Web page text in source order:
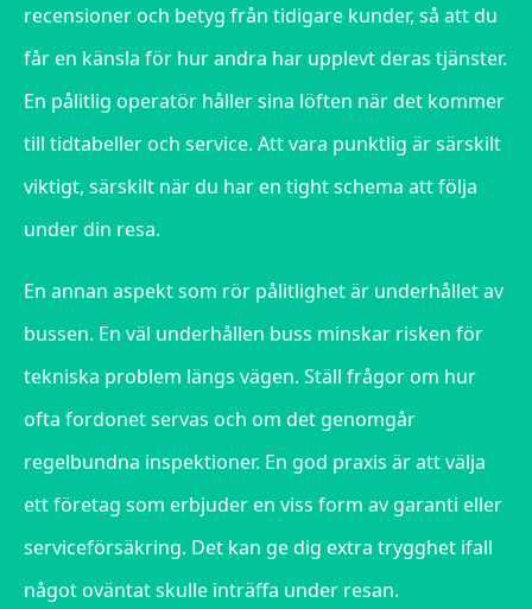
recensioner och betyg från tidigare kunder, så att du
får en känsla för hur andra har upplevt deras tjänster.
En pålitlig operatör håller sina löften när det kommer
till tidtabeller och service. Att vara punktlig är särskilt
viktigt, särskilt när du har en tight schema att följa
under din resa.
En annan aspekt som rör pålitlighet är underhållet av
bussen. En väl underhållen buss minskar risken för
tekniska problem längs vägen. Ställ frågor om hur
ofta fordonet servas och om det genomgår
regelbundna inspektioner. En god praxis är att välja
ett företag som erbjuder en viss form av garanti eller
serviceförsäkring. Det kan ge dig extra trygghet ifall
något oväntat skulle inträffa under resan.